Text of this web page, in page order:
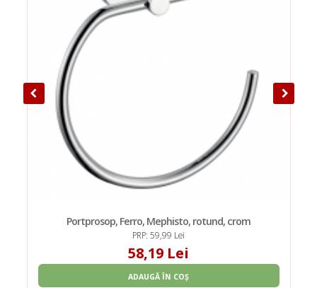
Portprosop, Ferro, Mephisto, rotund, crom
PRP: 59,99 Lei
58,19 Lei
ADAUGĂ ÎN COȘ